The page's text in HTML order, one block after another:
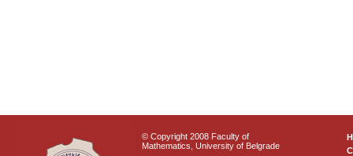
© Copyright 2008 Faculty of
Mathematics, University of Belgrade